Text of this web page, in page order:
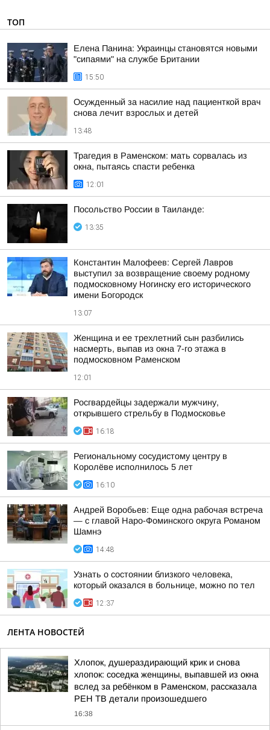
ТОП
Елена Панина: Украинцы становятся новыми
"сипаями" на службе Британии
15:50
Осужденный за насилие над пациенткой врач
снова лечит взрослых и детей
13:48
Трагедия в Раменском: мать сорвалась из
окна, пытаясь спасти ребенка
12:01
Посольство России в Таиланде:
13:35
Константин Малофеев: Сергей Лавров
выступил за возвращение своему родному
подмосковному Ногинску его исторического
имени Богородск
13:07
Женщина и ее трехлетний сын разбились
насмерть, выпав из окна 7-го этажа в
подмосковном Раменском
12:01
Росгвардейцы задержали мужчину,
открывшего стрельбу в Подмосковье
16:18
Региональному сосудистому центру в
Королёве исполнилось 5 лет
16:10
Андрей Воробьев: Еще одна рабочая встреча
— с главой Наро-Фоминского округа Романом
Шамнэ
14:48
Узнать о состоянии близкого человека,
который оказался в больнице, можно по тел
12:37
ЛЕНТА НОВОСТЕЙ
Хлопок, душераздирающий крик и снова
хлопок: соседка женщины, выпавшей из окна
вслед за ребёнком в Раменском, рассказала
РЕН ТВ детали произошедшего
16:38